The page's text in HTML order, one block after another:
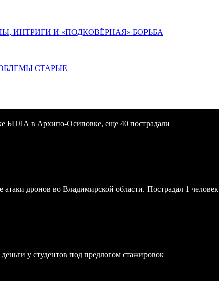
ИНТРИГИ И «ПОДКОВЁРНАЯ» БОРЬБА
СТАРЫЕ
БПЛА в Архипо-Осиповке, еще 40 пострадали
атаки дронов во Владимирской области. Пострадал 1 человек
у студентов под предлогом стажировок